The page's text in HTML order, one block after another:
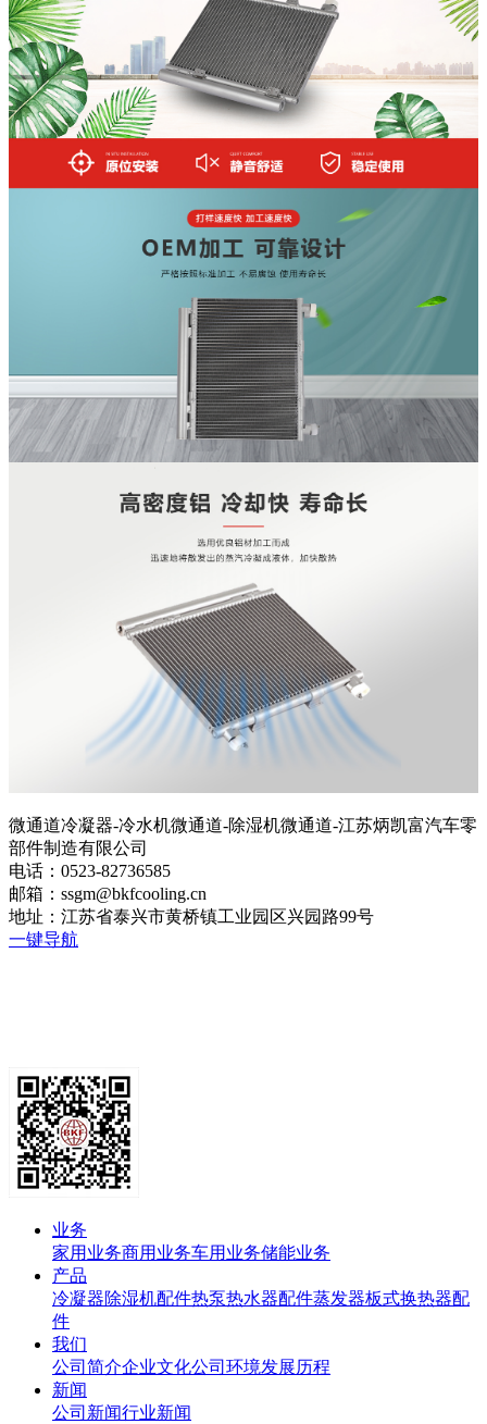
微通道冷凝器-冷水机微通道-除湿机微通道-江苏炳凯富汽车零
部件制造有限公司
电话：0523-82736585
邮箱：ssgm@bkfcooling.cn
地址：江苏省泰兴市黄桥镇工业园区兴园路99号
一键导航
业务
家用业务商用业务车用业务储能业务
产品
冷凝器除湿机配件热泵热水器配件蒸发器板式换热器配
件
我们
公司简介企业文化公司环境发展历程
新闻
公司新闻行业新闻